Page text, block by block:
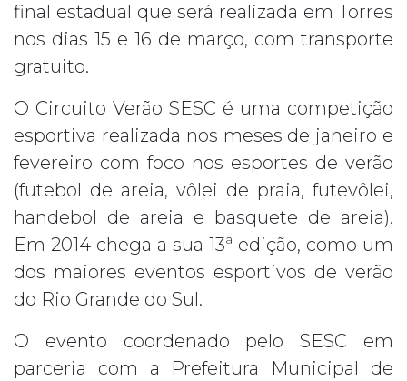
final estadual que será realizada em Torres
nos dias 15 e 16 de março, com transporte
gratuito.
O Circuito Verão SESC é uma competição
esportiva realizada nos meses de janeiro e
fevereiro com foco nos esportes de verão
(futebol de areia, vôlei de praia, futevôlei,
handebol de areia e basquete de areia).
Em 2014 chega a sua 13ª edição, como um
dos maiores eventos esportivos de verão
do Rio Grande do Sul.
O evento coordenado pelo SESC em
parceria com a Prefeitura Municipal de